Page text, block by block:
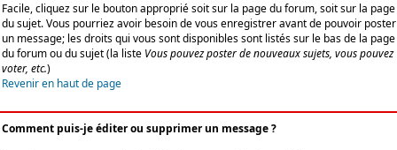
Facile, cliquez sur le bouton approprié soit sur la page du forum, soit sur la page
du sujet. Vous pourriez avoir besoin de vous enregistrer avant de pouvoir poster
un message; les droits qui vous sont disponibles sont listés sur le bas de la page
du forum ou du sujet (la liste Vous pouvez poster de nouveaux sujets, vous pouvez
voter, etc.)
Revenir en haut de page
Comment puis-je éditer ou supprimer un message ?